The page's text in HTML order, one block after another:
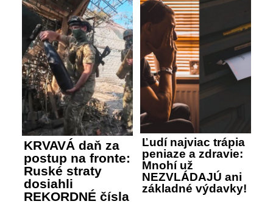
KRVAVÁ daň za
postup na fronte:
Ruské straty
dosiahli
REKORDNÉ čísla
Ľudí najviac trápia
peniaze a zdravie:
Mnohí už
NEZVLÁDAJÚ ani
základné výdavky!